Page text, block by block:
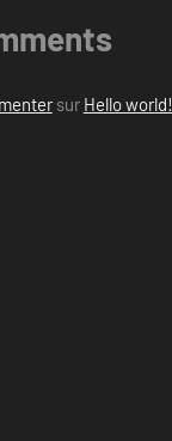
sur Hello world!